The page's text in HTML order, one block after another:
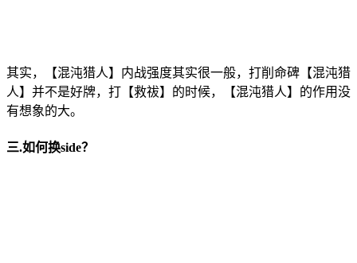
其实，【混沌猎人】内战强度其实很一般，打削命碑【混沌猎
人】并不是好牌，打【救祓】的时候，【混沌猎人】的作用没
有想象的大。
三.如何换side？